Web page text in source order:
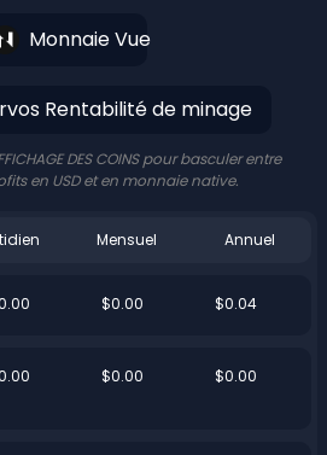
Monnaie Vue
Rentabilité de minage
DES COINS pour basculer entre
en USD et en monnaie native.
Mensuel Annuel
$0.00 $0.04
$0.00 $0.00